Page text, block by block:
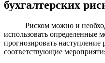
бухгалтерских
Риском можно и
использовать определенные
прогнозировать
соответствующие